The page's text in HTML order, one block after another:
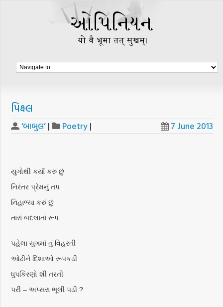
પિક્ષ્લ
‘બાબુલ’ | Poetry | 7 June 2013
યુગોથી કર્યા કરું છું
નિરંતર પ્રેમનું તપ
નિહાળ્યા કરું છું
તારાં બદલાતાં રૂપ
પહેલા યુગમાં તું વિહરતી
ઓઢીને દિશાઓ રૂપકડી
ધુપકિરણો શી તરતી
પરી – અપ્સરા ભૂલી પડી ?